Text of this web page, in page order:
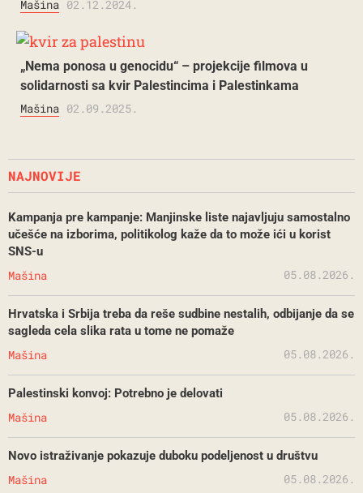
Mašina 02.12.2024.
„Nema ponosa u genocidu“ – projekcije filmova u
solidarnosti sa kvir Palestincima i Palestinkama
Mašina 02.09.2025.
NAJNOVIJE
Kampanja pre kampanje: Manjinske liste najavljuju samostalno
učešće na izborima, politikolog kaže da to može ići u korist
SNS-u
Mašina 05.08.2026.
Hrvatska i Srbija treba da reše sudbine nestalih, odbijanje da se
sagleda cela slika rata u tome ne pomaže
Mašina 05.08.2026.
Palestinski konvoj: Potrebno je delovati
Mašina 05.08.2026.
Novo istraživanje pokazuje duboku podeljenost u društvu
Mašina 05.08.2026.